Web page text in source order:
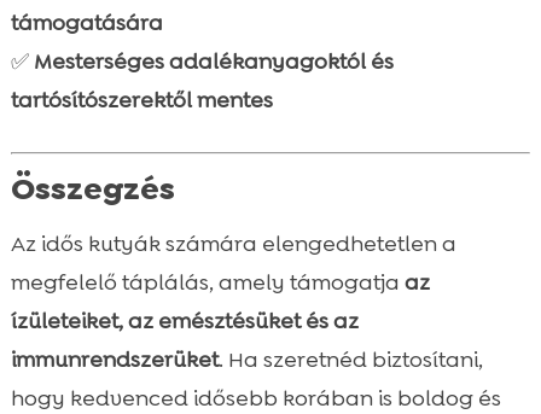
támogatására
✅ Mesterséges adalékanyagoktól és
tartósítószerektől mentes
Összegzés
Az idős kutyák számára elengedhetetlen a
megfelelő táplálás, amely támogatja az
ízületeiket, az emésztésüket és az
immunrendszerüket. Ha szeretnéd biztosítani,
hogy kedvenced idősebb korában is boldog és